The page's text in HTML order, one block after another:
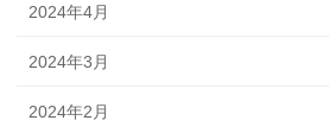
2024年4月
2024年3月
2024年2月